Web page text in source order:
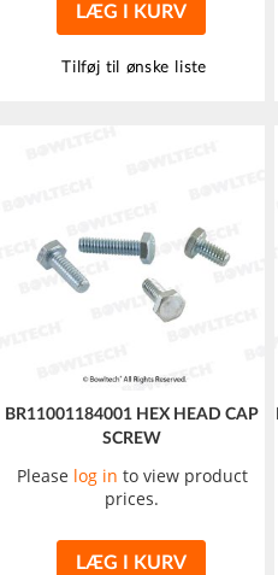
LÆG I KURV
Tilføj til ønske liste
BR11001184001 HEX HEAD CAP
SCREW
Please log in to view product
prices.
LÆG I KURV